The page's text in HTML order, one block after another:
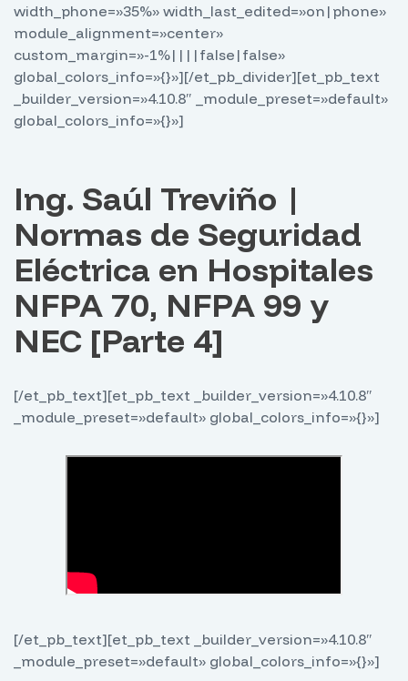
width_phone=»35%» width_last_edited=»on|phone»
module_alignment=»center»
custom_margin=»-1%||||false|false»
global_colors_info=»{}»][/et_pb_divider][et_pb_text
_builder_version=»4.10.8″ _module_preset=»default»
global_colors_info=»{}»]
Ing. Saúl Treviño |
Normas de Seguridad
Eléctrica en Hospitales
NFPA 70, NFPA 99 y
NEC [Parte 4]
[/et_pb_text][et_pb_text _builder_version=»4.10.8″
_module_preset=»default» global_colors_info=»{}»]
[/et_pb_text][et_pb_text _builder_version=»4.10.8″
_module_preset=»default» global_colors_info=»{}»]